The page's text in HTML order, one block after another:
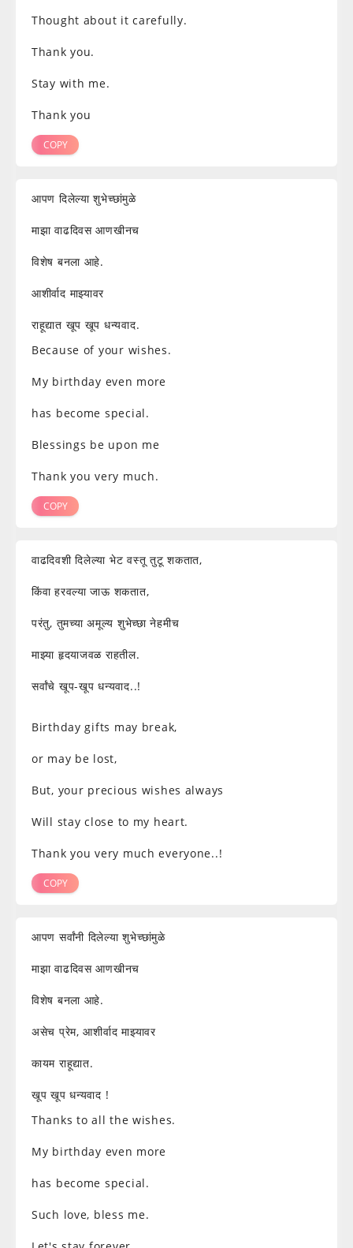
Thought about it carefully.
Thank you.
Stay with me.
Thank you
COPY
आपण दिलेल्या शुभेच्छांमुळे
माझा वाढदिवस आणखीनच
विशेष बनला आहे.
आशीर्वाद माझ्यावर
राहूद्यात खूप खूप धन्यवाद.
Because of your wishes.
My birthday even more
has become special.
Blessings be upon me
Thank you very much.
COPY
वाढदिवशी दिलेल्या भेट वस्तू तुटू शकतात,
किंवा हरवल्या जाऊ शकतात,
परंतु, तुमच्या अमूल्य शुभेच्छा नेहमीच
माझ्या हृदयाजवळ राहतील.
सर्वांचे खूप-खूप धन्यवाद..!
Birthday gifts may break,
or may be lost,
But, your precious wishes always
Will stay close to my heart.
Thank you very much everyone..!
COPY
आपण सर्वांनी दिलेल्या शुभेच्छांमुळे
माझा वाढदिवस आणखीनच
विशेष बनला आहे.
असेच प्रेम, आशीर्वाद माझ्यावर
कायम राहूद्यात.
खूप खूप धन्यवाद !
Thanks to all the wishes.
My birthday even more
has become special.
Such love, bless me.